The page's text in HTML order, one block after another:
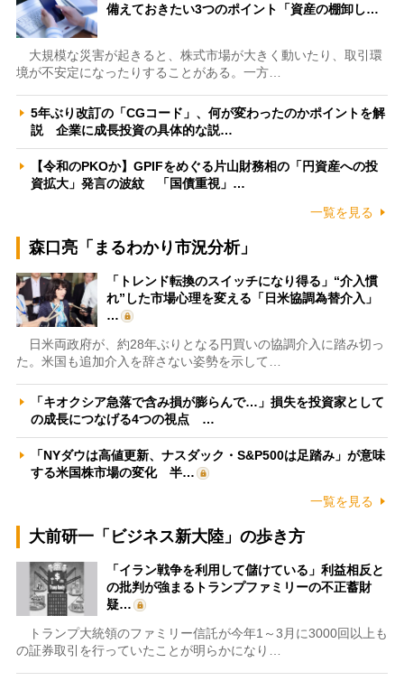
備えておきたい3つのポイント「資産の棚卸し…
大規模な災害が起きると、株式市場が大きく動いたり、取引環
境が不安定になったりすることがある。一方…
5年ぶり改訂の「CGコード」、何が変わったのかポイントを解
説 企業に成長投資の具体的な説…
【令和のPKOか】GPIFをめぐる片山財務相の「円資産への投
資拡大」発言の波紋 「国債重視」…
一覧を見る
森口亮「まるわかり市況分析」
「トレンド転換のスイッチになり得る」“介入慣
れ”した市場心理を変える「日米協調為替介入」
…
日米両政府が、約28年ぶりとなる円買いの協調介入に踏み切っ
た。米国も追加介入を辞さない姿勢を示して…
「キオクシア急落で含み損が膨らんで…」損失を投資家として
の成長につなげる4つの視点 …
「NYダウは高値更新、ナスダック・S&P500は足踏み」が意味
する米国株市場の変化 半…
一覧を見る
大前研一「ビジネス新大陸」の歩き方
「イラン戦争を利用して儲けている」利益相反と
の批判が強まるトランプファミリーの不正蓄財
疑…
トランプ大統領のファミリー信託が今年1～3月に3000回以上も
の証券取引を行っていたことが明らかになり…